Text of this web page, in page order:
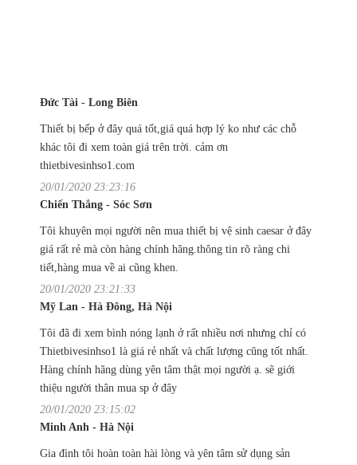
Đức Tài - Long Biên
Thiết bị bếp ở đây quá tốt,giá quá hợp lý ko như các chỗ
khác tôi đi xem toàn giá trên trời. cảm ơn
thietbivesinhso1.com
20/01/2020 23:23:16
Chiến Thắng - Sóc Sơn
Tôi khuyên mọi người nên mua thiết bị vệ sinh caesar ở đây
giá rất rẻ mà còn hàng chính hãng.thông tin rõ ràng chi
tiết,hàng mua về ai cũng khen.
20/01/2020 23:21:33
Mỹ Lan - Hà Đông, Hà Nội
Tôi đã đi xem bình nóng lạnh ở rất nhiều nơi nhưng chỉ có
Thietbivesinhso1 là giá rẻ nhất và chất lượng cũng tốt nhất.
Hàng chính hãng dùng yên tâm thật mọi người ạ. sẽ giới
thiệu người thân mua sp ở đây
20/01/2020 23:15:02
Minh Anh - Hà Nội
Gia đình tôi hoàn toàn hài lòng và yên tâm sử dụng sản